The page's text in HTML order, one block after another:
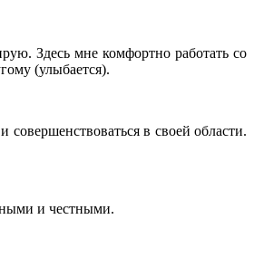
Здесь мне комфортно работать со
(улыбается).
в своей области.
и честными.